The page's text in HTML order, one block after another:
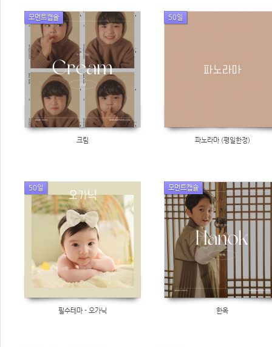
모먼트캡슐
크림
50일
파노라마 (평일한정)
50일
필수테마 - 오가닉
모먼트캡슐
한옥